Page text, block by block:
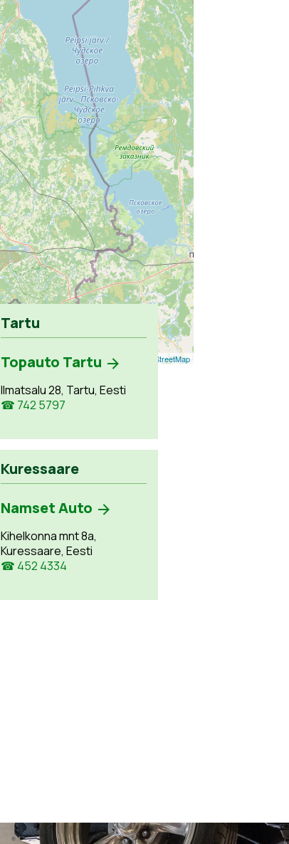
Leaflet OpenStreetMap
Tartu
Topauto Tartu
Ilmatsalu 28, Tartu, Eesti
☎ 742 5797
Kuressaare
Namset Auto
Kihelkonna mnt 8a,
Kuressaare, Eesti
☎ 452 4334